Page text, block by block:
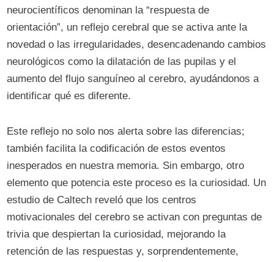
neurocientíficos denominan la “respuesta de
orientación”, un reflejo cerebral que se activa ante la
novedad o las irregularidades, desencadenando cambios
neurológicos como la dilatación de las pupilas y el
aumento del flujo sanguíneo al cerebro, ayudándonos a
identificar qué es diferente.
Este reflejo no solo nos alerta sobre las diferencias;
también facilita la codificación de estos eventos
inesperados en nuestra memoria. Sin embargo, otro
elemento que potencia este proceso es la curiosidad. Un
estudio de Caltech reveló que los centros
motivacionales del cerebro se activan con preguntas de
trivia que despiertan la curiosidad, mejorando la
retención de las respuestas y, sorprendentemente,